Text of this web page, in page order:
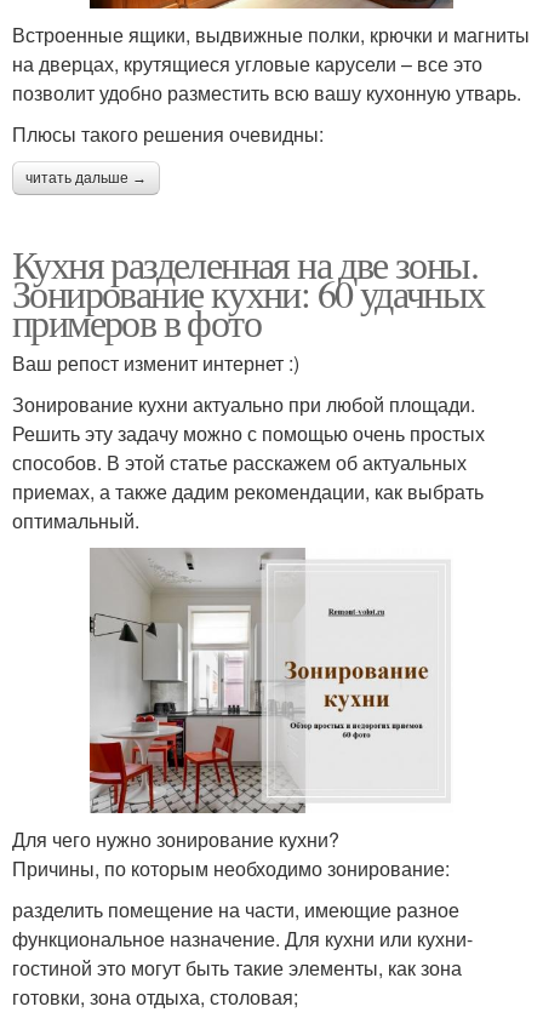
Встроенные ящики, выдвижные полки, крючки и магниты
на дверцах, крутящиеся угловые карусели – все это
позволит удобно разместить всю вашу кухонную утварь.
Плюсы такого решения очевидны:
читать дальше →
Кухня разделенная на две зоны.
Зонирование кухни: 60 удачных
примеров в фото
Ваш репост изменит интернет :)
Зонирование кухни актуально при любой площади.
Решить эту задачу можно с помощью очень простых
способов. В этой статье расскажем об актуальных
приемах, а также дадим рекомендации, как выбрать
оптимальный.
Для чего нужно зонирование кухни?
Причины, по которым необходимо зонирование:
разделить помещение на части, имеющие разное
функциональное назначение. Для кухни или кухни-
гостиной это могут быть такие элементы, как зона
готовки, зона отдыха, столовая;